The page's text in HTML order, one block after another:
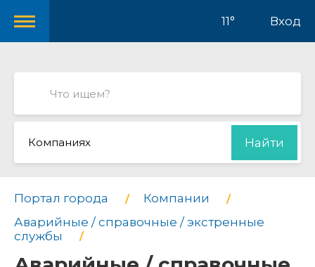
11° Вход
Компаниях Найти
Портал города
Компании
Аварийные / справочные / экстренные
службы